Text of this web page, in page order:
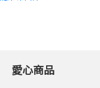
愛心商品